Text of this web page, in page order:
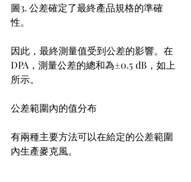
圖3. 公差確定了最終產品規格的準確
性。
因此，最終測量值受到公差的影響。在
DPA，測量公差的總和為±0.5 dB，如上
所示。
公差範圍內的值分布
有兩種主要方法可以在給定的公差範圍
內生產麥克風。